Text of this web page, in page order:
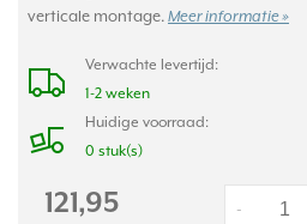
verticale montage. Meer informatie »
Verwachte levertijd:
1-2 weken
Huidige voorraad:
0 stuk(s)
121,95 -